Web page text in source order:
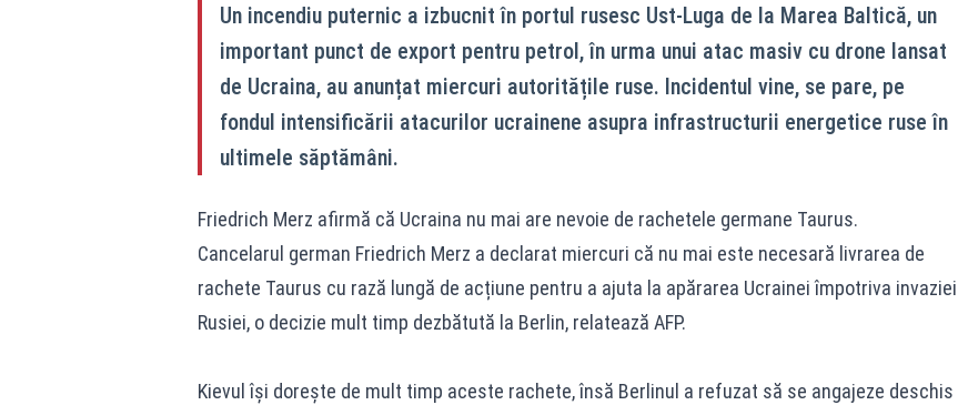
Un incendiu puternic a izbucnit în portul rusesc Ust‑Luga de la Marea Baltică, un
important punct de export pentru petrol, în urma unui atac masiv cu drone lansat
de Ucraina, au anunțat miercuri autoritățile ruse. Incidentul vine, se pare, pe
fondul intensificării atacurilor ucrainene asupra infrastructurii energetice ruse în
ultimele săptămâni.
Friedrich Merz afirmă că Ucraina nu mai are nevoie de rachetele germane Taurus.
Cancelarul german Friedrich Merz a declarat miercuri că nu mai este necesară livrarea de
rachete Taurus cu rază lungă de acțiune pentru a ajuta la apărarea Ucrainei împotriva invaziei
Rusiei, o decizie mult timp dezbătută la Berlin, relatează AFP.
Kievul își dorește de mult timp aceste rachete, însă Berlinul a refuzat să se angajeze deschis